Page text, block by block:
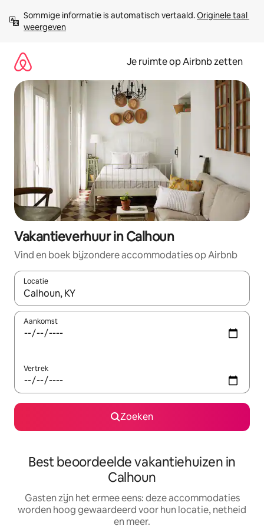
direct
naar
Sommige informatie is automatisch vertaald. Originele taal
weergeven
Je ruimte op Airbnb zetten
Vakantieverhuur in Calhoun
Vind en boek bijzondere accommodaties op Airbnb
Locatie
Wanneer er suggesties beschikbaar zijn, maak je een keuze
Aankomst
Vertrek
Zoeken
Best beoordeelde vakantiehuizen in
Calhoun
Gasten zijn het ermee eens: deze accommodaties
worden hoog gewaardeerd voor hun locatie, netheid
en meer.